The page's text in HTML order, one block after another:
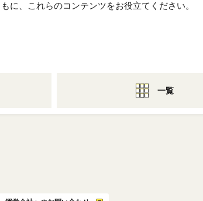
に、これらのコンテンツをお役立てください。
一覧